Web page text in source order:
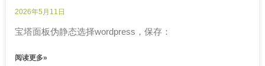
2026年5月11日
宝塔面板伪静态选择wordpress，保存：
阅读更多»